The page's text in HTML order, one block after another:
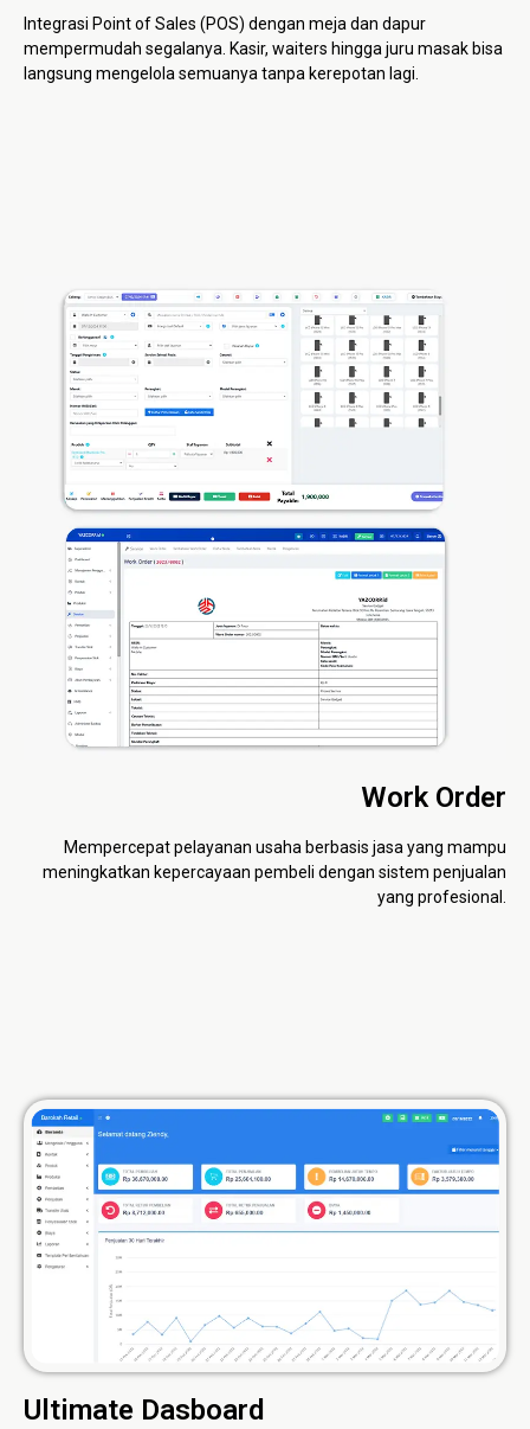
Integrasi Point of Sales (POS) dengan meja dan dapur
mempermudah segalanya. Kasir, waiters hingga juru masak bisa
langsung mengelola semuanya tanpa kerepotan lagi.
Work Order
Mempercepat pelayanan usaha berbasis jasa yang mampu
meningkatkan kepercayaan pembeli dengan sistem penjualan
yang profesional.
Ultimate Dasboard